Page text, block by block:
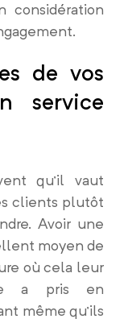
considération
de vos
service
qu’il vaut
clients plutôt
Avoir une
moyen de
où cela leur
a pris en
même qu’ils